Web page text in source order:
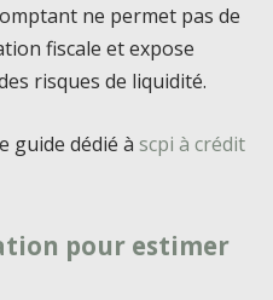
ne permet pas de
fiscale et expose
risques de liquidité.
guide dédié à scpi à crédit
pour estimer